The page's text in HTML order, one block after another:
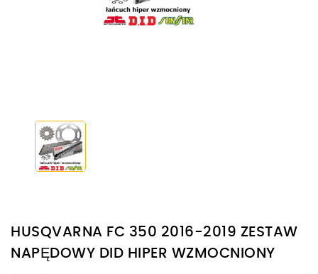
HUSQVARNA FC 350 2016-2019 ZESTAW
NAPĘDOWY DID HIPER WZMOCNIONY